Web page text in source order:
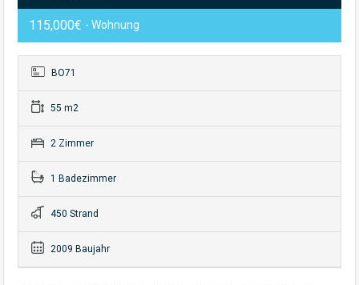
115,000€ - Wohnung
BO71
55 m2
2 Zimmer
1 Badezimmer
450 Strand
2009 Baujahr